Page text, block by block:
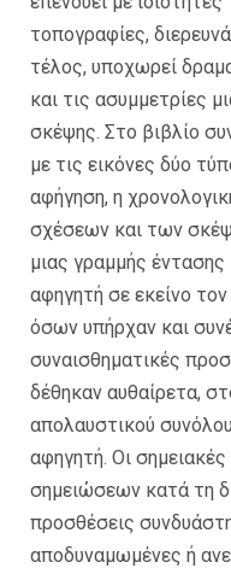
τοπογραφίες,
τέλος, υποχωρεί
και τις ασυμμετρίες
σκέψης. Στο βιβλίο
με τις εικόνες δύο
αφήγηση, η
σχέσεων και των
μιας γραμμής
αφηγητή σε εκείνο
όσων υπήρχαν και
συναισθηματικές
δέθηκαν αυθαίρετα,
απολαυστικού
αφηγητή. Οι
σημειώσεων κατά τη
προσθέσεις
αποδυναμωμένες ή